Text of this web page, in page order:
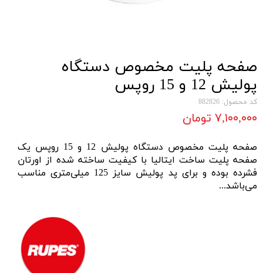
صفحه پلیت مخصوص دستگاه
پولیش 12 و 15 روپس
کد محصول: 882826
۷,۱۰۰,۰۰۰ تومان
صفحه پلیت مخصوص دستگاه پولیش 12 و 15 روپس یک
صفحه پلیت ساخت ایتالیا با کیفیت ساخته شده از اورتان
فشرده بوده و برای پد پولیش
سایز 125 میلی‌متری مناسب
می‌باشد...